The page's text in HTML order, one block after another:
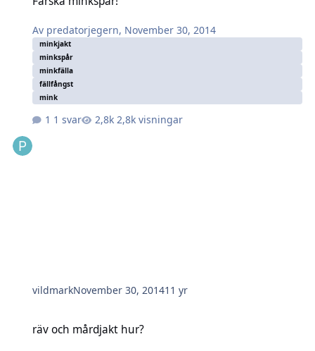
Av predatorjegern, November 30, 2014
minkjakt
minkspår
minkfälla
fällfångst
mink
1 svar 2,8k visningar
vildmarkNovember 30, 201411 yr
räv och mårdjakt hur?